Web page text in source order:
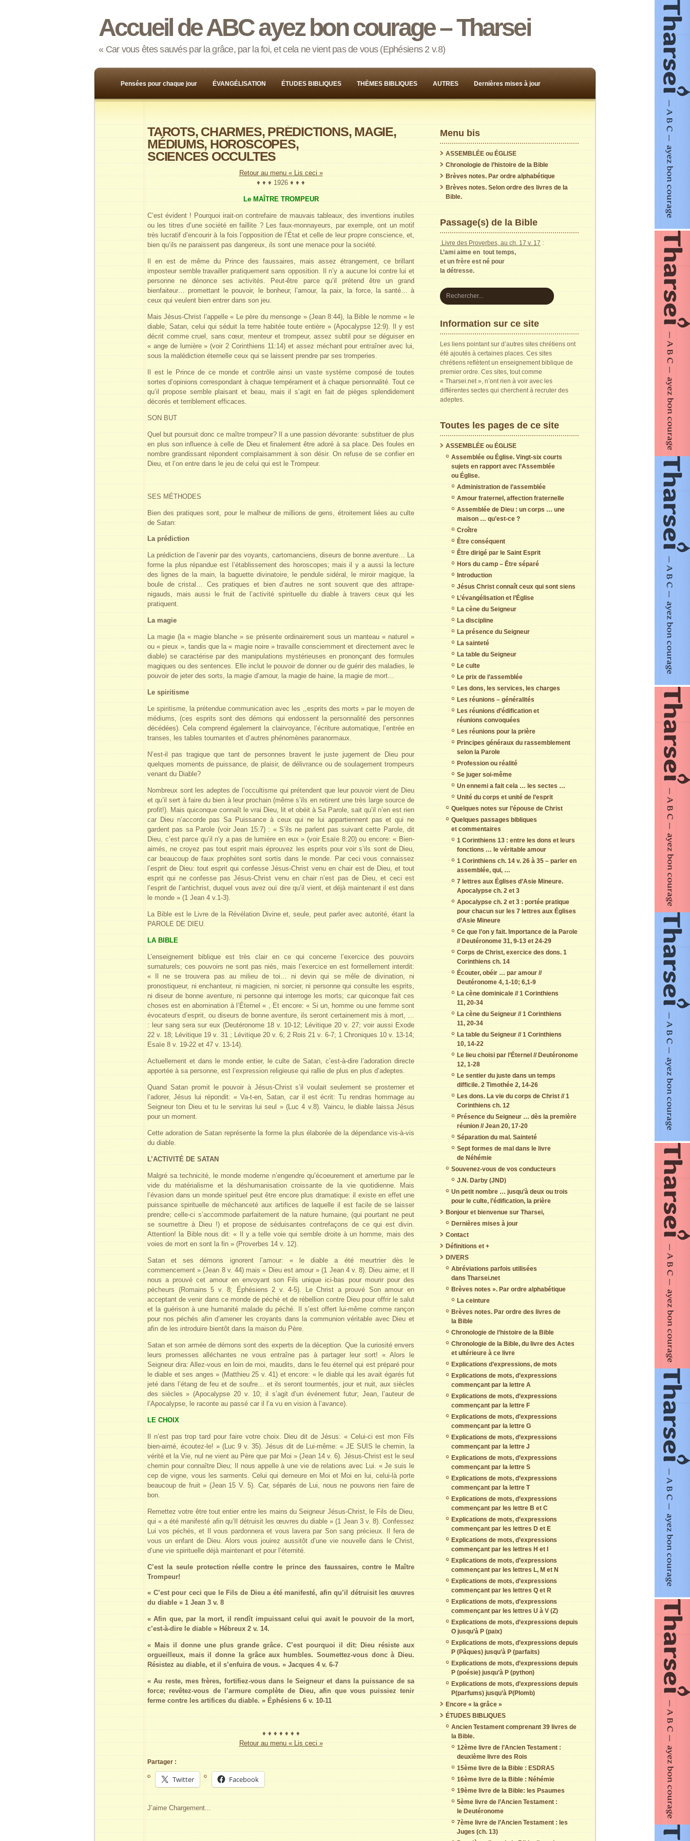
Accueil de ABC ayez bon courage – Tharsei
« Car vous êtes sauvés par la grâce, par la foi, et cela ne vient pas de vous (Ephésiens 2 v.8)
Pensées pour chaque jour ÉVANGÉLISATION ÉTUDES BIBLIQUES THÈMES BIBLIQUES AUTRES Dernières mises à jour
TAROTS, CHARMES, PRÉDICTIONS, MAGIE,
MÉDIUMS, HOROSCOPES,
SCIENCES OCCULTES
Retour au menu « Lis ceci »
♦ ♦ ♦ 1926 ♦ ♦ ♦
Le MAÎTRE TROMPEUR
C’est évident ! Pourquoi irait-on contrefaire de mauvais tableaux, des inventions inutiles
ou les titres d’une société en faillite ? Les faux-monnayeurs, par exemple, ont un motif
très lucratif d’encourir à la fois l’opposition de l’État et celle de leur propre conscience, et,
bien qu’ils ne paraissent pas dangereux, ils sont une menace pour la société.
Il en est de même du Prince des faussaires, mais assez étrangement, ce brillant
imposteur semble travailler pratiquement sans opposition. Il n’y a aucune loi contre lui et
personne ne dénonce ses activités. Peut-être parce qu’il prétend être un grand
bienfaiteur… promettant le pouvoir, le bonheur, l’amour, la paix, la force, la santé… à
ceux qui veulent bien entrer dans son jeu.
Mais Jésus-Christ l’appelle « Le père du mensonge » (Jean 8:44), la Bible le nomme « le
diable, Satan, celui qui séduit la terre habitée toute entière » (Apocalypse 12:9). Il y est
décrit comme cruel, sans cœur, menteur et trompeur, assez subtil pour se déguiser en
« ange de lumière » (voir 2 Corinthiens 11:14) et assez méchant pour entraîner avec lui,
sous la malédiction éternelle ceux qui se laissent prendre par ses tromperies.
Il est le Prince de ce monde et contrôle ainsi un vaste système composé de toutes
sortes d’opinions correspondant à chaque tempérament et à chaque personnalité. Tout ce
qu’il propose semble plaisant et beau, mais il s’agit en fait de pièges splendidement
décorés et terriblement efficaces.
SON BUT
Quel but poursuit donc ce maître trompeur? Il a une passion dévorante: substituer de plus
en plus son influence à celle de Dieu et finalement être adoré à sa place. Des foules en
nombre grandissant répondent complaisamment à son désir. On refuse de se confier en
Dieu, et l’on entre dans le jeu de celui qui est le Trompeur.
SES MÉTHODES
Bien des pratiques sont, pour le malheur de millions de gens, étroitement liées au culte
de Satan:
La prédiction
La prédiction de l’avenir par des voyants, cartomanciens, diseurs de bonne aventure… La
forme la plus répandue est l’établissement des horoscopes; mais il y a aussi la lecture
des lignes de la main, la baguette divinatoire, le pendule sidéral, le miroir magique, la
boule de cristal… Ces pratiques et bien d’autres ne sont souvent que des attrape-
nigauds, mais aussi le fruit de l’activité spirituelle du diable à travers ceux qui les
pratiquent.
La magie
La magie (la « magie blanche » se présente ordinairement sous un manteau « naturel »
ou « pieux », tandis que la « magie noire » travaille consciemment et directement avec le
diable) se caractérise par des manipulations mystérieuses en prononçant des formules
magiques ou des sentences. Elle inclut le pouvoir de donner ou de guérir des maladies, le
pouvoir de jeter des sorts, la magie d’amour, la magie de haine, la magie de mort…
Le spiritisme
Le spiritisme, la prétendue communication avec les ,,esprits des morts » par le moyen de
médiums, (ces esprits sont des démons qui endossent la personnalité des personnes
décédées). Cela comprend également la clairvoyance, l’écriture automatique, l’entrée en
transes, les tables tournantes et d’autres phénomènes paranormaux.
N’est-il pas tragique que tant de personnes bravent le juste jugement de Dieu pour
quelques moments de puissance, de plaisir, de délivrance ou de soulagement trompeurs
venant du Diable?
Nombreux sont les adeptes de l’occultisme qui prétendent que leur pouvoir vient de Dieu
et qu’il sert à faire du bien à leur prochain (même s’ils en retirent une très large source de
profit!). Mais quiconque connaît le vrai Dieu, lit et obéit à Sa Parole, sait qu’il n’en est rien
car Dieu n’accorde pas Sa Puissance à ceux qui ne lui appartiennent pas et qui ne
gardent pas sa Parole (voir Jean 15:7) : « S’ils ne parlent pas suivant cette Parole, dit
Dieu, c’est parce qu’il n’y a pas de lumière en eux » (voir Esaïe 8:20) ou encore: « Bien-
aimés, ne croyez pas tout esprit mais éprouvez les esprits pour voir s’ils sont de Dieu,
car beaucoup de faux prophètes sont sortis dans le monde. Par ceci vous connaissez
l’esprit de Dieu: tout esprit qui confesse Jésus-Christ venu en chair est de Dieu, et tout
esprit qui ne confesse pas Jésus-Christ venu en chair n’est pas de Dieu, et ceci est
l’esprit de l’antichrist, duquel vous avez ouï dire qu’il vient, et déjà maintenant il est dans
le monde » (1 Jean 4 v.1-3).
La Bible est le Livre de la Révélation Divine et, seule, peut parler avec autorité, étant la
PAROLE DE DIEU.
LA BIBLE
L’enseignement biblique est très clair en ce qui concerne l’exercice des pouvoirs
surnaturels; ces pouvoirs ne sont pas niés, mais l’exercice en est formellement interdit:
« Il ne se trouvera pas au milieu de toi… ni devin qui se mêle de divination, ni
pronostiqueur, ni enchanteur, ni magicien, ni sorcier, ni personne qui consulte les esprits,
ni diseur de bonne aventure, ni personne qui interroge les morts; car quiconque fait ces
choses est en abomination à l’Éternel « , Et encore: « Si un, homme ou une femme sont
évocateurs d’esprit, ou diseurs de bonne aventure, ils seront certainement mis à mort, …
: leur sang sera sur eux (Deutéronome 18 v. 10-12; Lévitique 20 v. 27; voir aussi Exode
22 v. 18; Lévitique 19 v. 31 ; Lévitique 20 v. 6; 2 Rois 21 v. 6-7; 1 Chroniques 10 v. 13-14;
Esaïe 8 v. 19-22 et 47 v. 13-14).
Actuellement et dans le monde entier, le culte de Satan, c’est-à-dire l’adoration directe
apportée à sa personne, est l’expression religieuse qui rallie de plus en plus d’adeptes.
Quand Satan promit le pouvoir à Jésus-Christ s’il voulait seulement se prosterner et
l’adorer, Jésus lui répondit: « Va-t-en, Satan, car il est écrit: Tu rendras hommage au
Seigneur ton Dieu et tu le serviras lui seul » (Luc 4 v.8). Vaincu, le diable laissa Jésus
pour un moment.
Cette adoration de Satan représente la forme la plus élaborée de la dépendance vis-à-vis
du diable.
L’ACTIVITÉ DE SATAN
Malgré sa technicité, le monde moderne n’engendre qu’écoeurement et amertume par le
vide du matérialisme et la déshumanisation croissante de la vie quotidienne. Mais
l’évasion dans un monde spirituel peut être encore plus dramatique: il existe en effet une
puissance spirituelle de méchanceté aux artifices de laquelle il est facile de se laisser
prendre; celle-ci s’accommode parfaitement de la nature humaine, (qui pourtant ne peut
se soumettre à Dieu !) et propose de séduisantes contrefaçons de ce qui est divin.
Attention! la Bible nous dit: « Il y a telle voie qui semble droite à un homme, mais des
voies de mort en sont la fin » (Proverbes 14 v. 12).
Satan et ses démons ignorent l’amour: « le diable a été meurtrier dès le
commencement » (Jean 8 v. 44) mais « Dieu est amour » (1 Jean 4 v. 8). Dieu aime; et Il
nous a prouvé cet amour en envoyant son Fils unique ici-bas pour mourir pour des
pécheurs (Romains 5 v. 8; Éphésiens 2 v. 4-5). Le Christ a prouvé Son amour en
acceptant de venir dans ce monde de péché et de rébellion contre Dieu pour offrir le salut
et la guérison à une humanité malade du péché. Il s’est offert lui-même comme rançon
pour nos péchés afin d’amener les croyants dans la communion véritable avec Dieu et
afin de les introduire bientôt dans la maison du Père.
Satan et son armée de démons sont des experts de la déception. Que la curiosité envers
leurs promesses alléchantes ne vous entraîne pas à partager leur sort! « Alors le
Seigneur dira: Allez-vous en loin de moi, maudits, dans le feu éternel qui est préparé pour
le diable et ses anges » (Matthieu 25 v. 41) et encore: « le diable qui les avait égarés fut
jeté dans l’étang de feu et de soufre… et ils seront tourmentés, jour et nuit, aux siècles
des siècles » (Apocalypse 20 v. 10; il s’agit d’un événement futur; Jean, l’auteur de
l’Apocalypse, le raconte au passé car il l’a vu en vision à l’avance).
LE CHOIX
Il n’est pas trop tard pour faire votre choix. Dieu dit de Jésus: « Celui-ci est mon Fils
bien-aimé, écoutez-le! » (Luc 9 v. 35). Jésus dit de Lui-même: « JE SUIS le chemin, la
vérité et la Vie, nul ne vient au Père que par Moi » (Jean 14 v. 6). Jésus-Christ est le seul
chemin pour connaître Dieu; Il nous appelle à une vie de relations avec Lui. « Je suis le
cep de vigne, vous les sarments. Celui qui demeure en Moi et Moi en lui, celui-là porte
beaucoup de fruit » (Jean 15 V. 5). Car, séparés de Lui, nous ne pouvons rien faire de
bon.
Remettez votre être tout entier entre les mains du Seigneur Jésus-Christ, le Fils de Dieu,
qui « a été manifesté afin qu’Il détruisit les œuvres du diable » (1 Jean 3 v. 8). Confessez
Lui vos péchés, et Il vous pardonnera et vous lavera par Son sang précieux. Il fera de
vous un enfant de Dieu. Alors vous jouirez aussitôt d’une vie nouvelle dans le Christ,
d’une vie spirituelle déjà maintenant et pour l’éternité.
C’est la seule protection réelle contre le prince des faussaires, contre le Maître
Trompeur!
« C’est pour ceci que le Fils de Dieu a été manifesté, afin qu’il détruisit les œuvres
du diable » 1 Jean 3 v. 8
« Afin que, par la mort, il rendît impuissant celui qui avait le pouvoir de la mort,
c’est-à-dire le diable » Hébreux 2 v. 14.
« Mais il donne une plus grande grâce. C’est pourquoi il dit: Dieu résiste aux
orgueilleux, mais il donne la grâce aux humbles. Soumettez-vous donc à Dieu.
Résistez au diable, et il s’enfuira de vous. » Jacques 4 v. 6-7
« Au reste, mes frères, fortifiez-vous dans le Seigneur et dans la puissance de sa
force; revêtez-vous de l’armure complète de Dieu, afin que vous puissiez tenir
ferme contre les artifices du diable. » Éphésiens 6 v. 10-11
♦ ♦ ♦ ♦ ♦ ♦ ♦
Retour au menu « Lis ceci »
Partager :
Twitter Facebook
J’aime Chargement...
Menu bis
ASSEMBLÉE ou ÉGLISE
Chronologie de l’histoire de la Bible
Brèves notes. Par ordre alphabétique
Brèves notes. Selon ordre des livres de la
Bible.
Passage(s) de la Bible
Livre des Proverbes, au ch. 17 v. 17 :
L’ami aime en tout temps,
et un frère est né pour
la détresse.
Information sur ce site
Les liens pointant sur d’autres sites chrétiens ont
été ajoutés à certaines places. Ces sites
chrétiens reflètent un enseignement biblique de
premier ordre. Ces sites, tout comme
« Tharsei.net », n’ont rien à voir avec les
différentes sectes qui cherchent à recruter des
adeptes.
Toutes les pages de ce site
ASSEMBLÉE ou ÉGLISE
Assemblée ou Église. Vingt-six courts
sujets en rapport avec l’Assemblée
ou Église.
Administration de l’assemblée
Amour fraternel, affection fraternelle
Assemblée de Dieu : un corps … une
maison … qu’est-ce ?
Croître
Être conséquent
Être dirigé par le Saint Esprit
Hors du camp – Être séparé
Introduction
Jésus Christ connaît ceux qui sont siens
L’évangélisation et l’Église
La cène du Seigneur
La discipline
La présence du Seigneur
La sainteté
La table du Seigneur
Le culte
Le prix de l’assemblée
Les dons, les services, les charges
Les réunions – généralités
Les réunions d’édification et
réunions convoquées
Les réunions pour la prière
Principes généraux du rassemblement
selon la Parole
Profession ou réalité
Se juger soi-même
Un ennemi a fait cela … les sectes …
Unité du corps et unité de l’esprit
Quelques notes sur l’épouse de Christ
Quelques passages bibliques
et commentaires
1 Corinthiens 13 : entre les dons et leurs
fonctions … le véritable amour
1 Corinthiens ch. 14 v. 26 à 35 – parler en
assemblée, qui, …
7 lettres aux Églises d’Asie Mineure.
Apocalypse ch. 2 et 3
Apocalypse ch. 2 et 3 : portée pratique
pour chacun sur les 7 lettres aux Églises
d’Asie Mineure
Ce que l’on y fait. Importance de la Parole
// Deutéronome 31, 9-13 et 24-29
Corps de Christ, exercice des dons. 1
Corinthiens ch. 14
Écouter, obéir … par amour //
Deutéronome 4, 1-10; 6,1-9
La cène dominicale // 1 Corinthiens
11, 20-34
La cène du Seigneur // 1 Corinthiens
11, 20-34
La table du Seigneur // 1 Corinthiens
10, 14-22
Le lieu choisi par l’Éternel // Deutéronome
12, 1-28
Le sentier du juste dans un temps
difficile. 2 Timothée 2, 14-26
Les dons. La vie du corps de Christ // 1
Corinthiens ch. 12
Présence du Seigneur … dès la première
réunion // Jean 20, 17-20
Séparation du mal. Sainteté
Sept formes de mal dans le livre
de Néhémie
Souvenez-vous de vos conducteurs
J.N. Darby (JND)
Un petit nombre … jusqu’à deux ou trois
pour le culte, l’édification, la prière
Bonjour et bienvenue sur Tharsei,
Dernières mises à jour
Contact
Définitions et +
DIVERS
Abréviations parfois utilisées
dans Tharsei.net
Brèves notes ». Par ordre alphabétique
La ceinture
Brèves notes. Par ordre des livres de
la Bible
Chronologie de l’histoire de la Bible
Chronologie de la Bible, du livre des Actes
et ultérieure à ce livre
Explications d’expressions, de mots
Explications de mots, d’expressions
commençant par la lettre A
Explications de mots, d’expressions
commençant par la lettre F
Explications de mots, d’expressions
commençant par la lettre G
Explications de mots, d’expressions
commençant par la lettre J
Explications de mots, d’expressions
commençant par la lettre S
Explications de mots, d’expressions
commençant par la lettre T
Explications de mots, d’expressions
commençant par les lettre B et C
Explications de mots, d’expressions
commençant par les lettres D et E
Explications de mots, d’expressions
commençant par les lettres H et I
Explications de mots, d’expressions
commençant par les lettres L, M et N
Explications de mots, d’expressions
commençant par les lettres Q et R
Explications de mots, d’expressions
commençant par les lettres U à V (Z)
Explications de mots, d’expressions depuis
O jusqu’à P (paix)
Explications de mots, d’expressions depuis
P (Pâques) jusqu’à P (parfaits)
Explications de mots, d’expressions depuis
P (poésie) jusqu’à P (python)
Explications de mots, d’expressions depuis
P(parfums) jusqu’à P(Plomb)
Encore « la grâce »
ÉTUDES BIBLIQUES
Ancien Testament comprenant 39 livres de
la Bible.
12ème livre de l’Ancien Testament :
deuxième livre des Rois
15ème livre de la Bible : ESDRAS
16ème livre de la Bible : Néhémie
19ème livre de la Bible: les Psaumes
5ème livre de l’Ancien Testament :
le Deutéronome
7ème livre de l’Ancien Testament : les
Juges (ch. 13)